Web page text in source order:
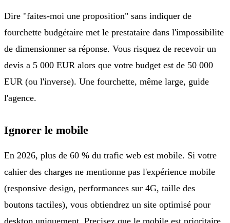
Dire "faites-moi une proposition" sans indiquer de
fourchette budgétaire met le prestataire dans l'impossibilite
de dimensionner sa réponse. Vous risquez de recevoir un
devis a 5 000 EUR alors que votre budget est de 50 000
EUR (ou l'inverse). Une fourchette, même large, guide
l'agence.
Ignorer le mobile
En 2026, plus de 60 % du trafic web est mobile. Si votre
cahier des charges ne mentionne pas l'expérience mobile
(responsive design, performances sur 4G, taille des
boutons tactiles), vous obtiendrez un site optimisé pour
desktop uniquement. Precisez que le mobile est prioritaire.